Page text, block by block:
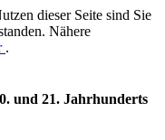
dieser Seite sind Sie
Nähere
.
und 21. Jahrhunderts